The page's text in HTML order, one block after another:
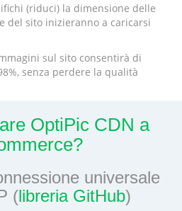
(riduci) la dimensione delle
del sito inizieranno a caricarsi
sul sito consentirà di
senza perdere la qualità
OptiPic CDN a
universale
(libreria GitHub)